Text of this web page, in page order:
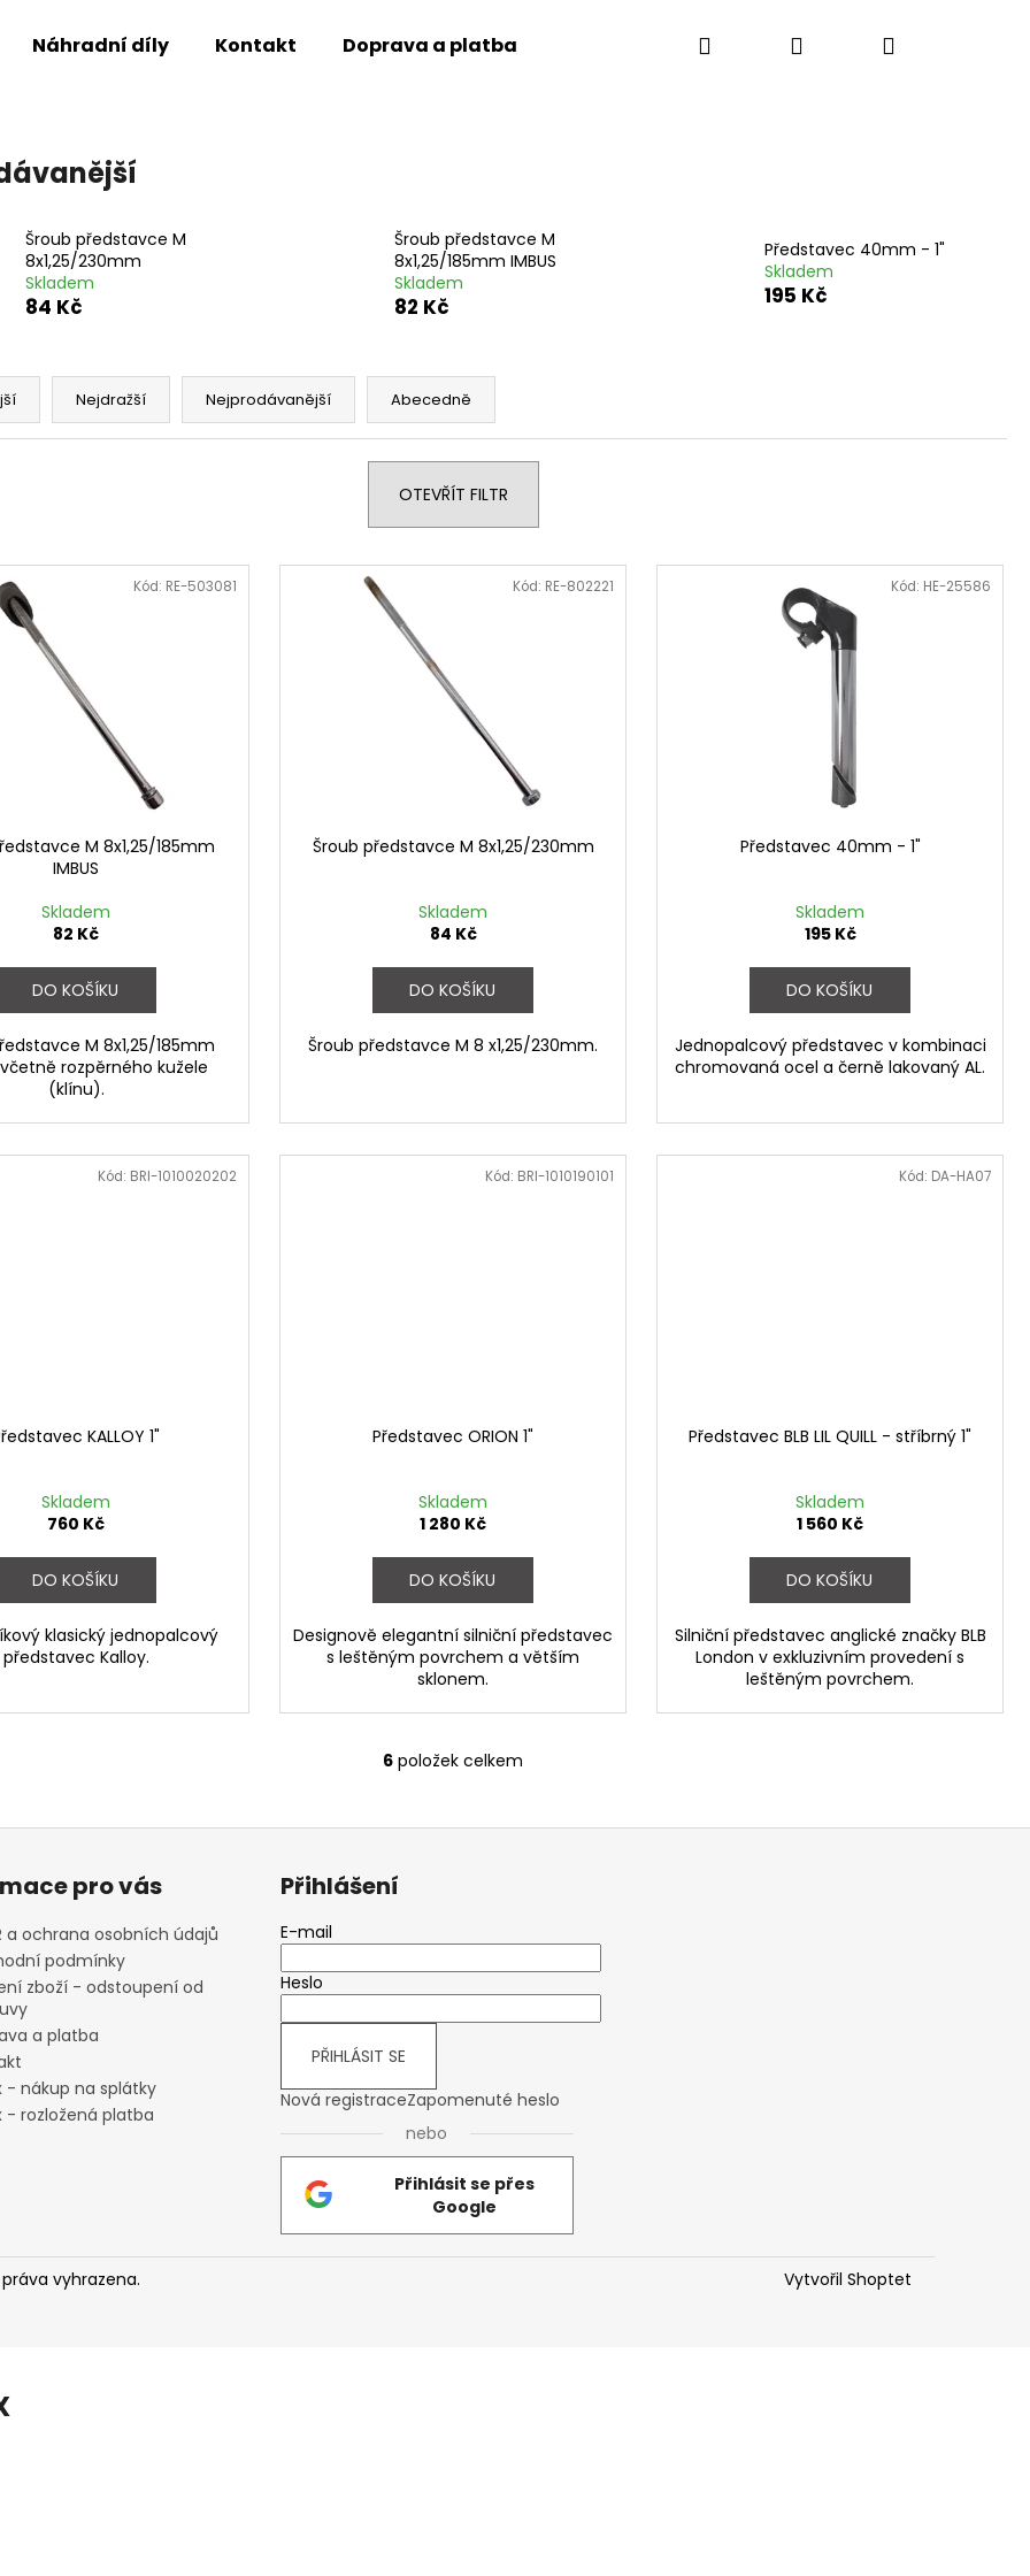
Náhradní díly Kontakt Doprava a platba Hledat PřihlášeníNákupní
Šroub představce M
8x1,25/230mm
Skladem
84 Kč
Šroub představce M
8x1,25/185mm IMBUS
Skladem
82 Kč
Představec 40mm - 1"
Skladem
195 Kč
Nejdražší Nejprodávanější Abecedně
OTEVŘÍT FILTR
M 8x1,25/185mm
IMBUS
Skladem
82 Kč
DO KOŠÍKU
M 8x1,25/185mm
včetně rozpěrného kužele
(klínu).
Kód: RE-503081
Šroub představce M 8x1,25/230mm
Skladem
84 Kč
DO KOŠÍKU
Šroub představce M 8 x1,25/230mm.
Kód: RE-802221
Představec 40mm - 1"
Skladem
195 Kč
DO KOŠÍKU
Jednopalcový představec v kombinaci
chromovaná ocel a černě lakovaný AL.
Kód: HE-25586
KALLOY 1"
Skladem
760 Kč
DO KOŠÍKU
klasický jednopalcový
představec Kalloy.
Kód: BRI-1010020202
Představec ORION 1"
Skladem
1 280 Kč
DO KOŠÍKU
Designově elegantní silniční představec
s leštěným povrchem a větším
sklonem.
Kód: BRI-1010190101
Představec BLB LIL QUILL - stříbrný 1"
Skladem
1 560 Kč
DO KOŠÍKU
Silniční představec anglické značky BLB
London v exkluzivním provedení s
leštěným povrchem.
Kód: DA-HA07
O
l
í
p
r
v
v
p
i
s
u
6 položek celkem
Doporučujeme
800 Kč
ESKA SKLÁDAČKA - REDESIGN URBAN
19 400 Kč
pro vás
a ochrana osobních údajů
podmínky
zboží - odstoupení od
a platba
- nákup na splátky
- rozložená platba
Přihlášení
E-mail
Heslo
PŘIHLÁSIT SE
Nová registraceZapomenuté heslo
nebo
Přihlásit se přes
Google
Vytvořil Shoptet
vyhrazena.